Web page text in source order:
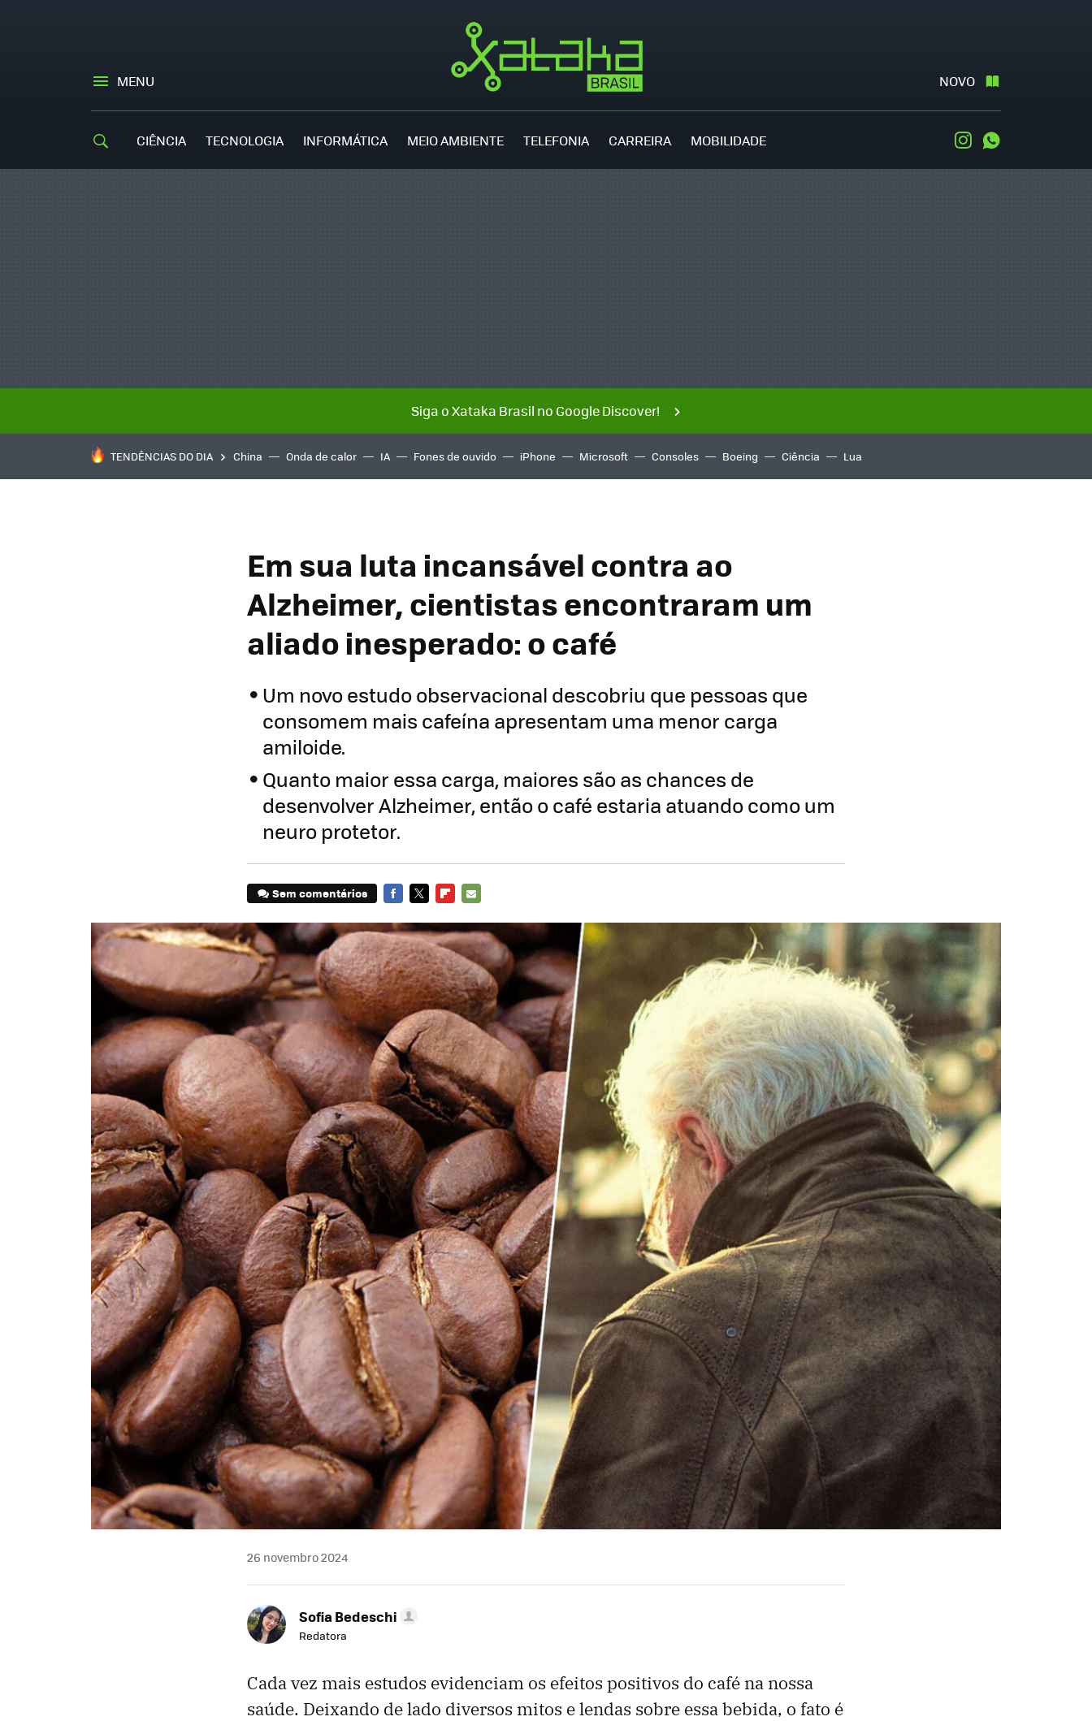
MENU NOVO
CIÊNCIA TECNOLOGIA INFORMÁTICA MEIO AMBIENTE TELEFONIA CARREIRA MOBILIDADE Instagram
Siga o Xataka Brasil no Google Discover!
TENDÊNCIAS DO DIA China Onda de calor IA Fones de ouvido iPhone Microsoft Consoles Boeing Ciência Lua
Em sua luta incansável contra ao
Alzheimer, cientistas encontraram um
aliado inesperado: o café
Um novo estudo observacional descobriu que pessoas que
consomem mais cafeína apresentam uma menor carga
amiloide.
Quanto maior essa carga, maiores são as chances de
desenvolver Alzheimer, então o café estaria atuando como um
neuro protetor.
Sem comentários
MAIL
26 novembro 2024
Sofia Bedeschi
Redatora
Cada vez mais estudos evidenciam os efeitos positivos do café na nossa
saúde. Deixando de lado diversos mitos e lendas sobre essa bebida, o fato é